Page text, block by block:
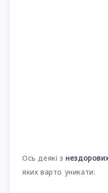
Ось деякі з
яких варто уникати: